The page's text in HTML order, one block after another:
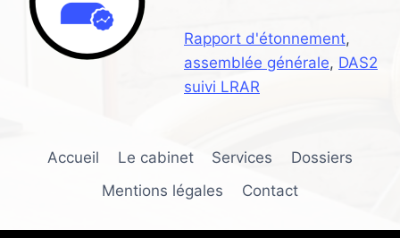
Rapport d'étonnement,
assemblée générale, DAS2
suivi LRAR
Accueil Le cabinet Services
Dossiers
Mentions légales
Contact